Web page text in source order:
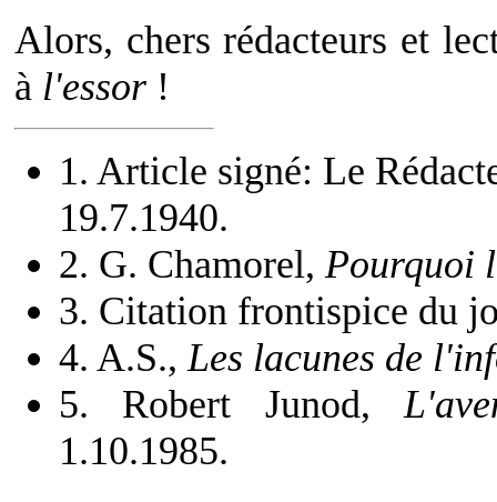
Alors, chers rédacteurs et
à l'essor !
1. Article signé: Le
19.7.1940.
2. G. Chamorel,Pourquoi
3. Citation frontispice du
4. A.S.,Les lacunes de
5. Robert Junod,
1.10.1985.